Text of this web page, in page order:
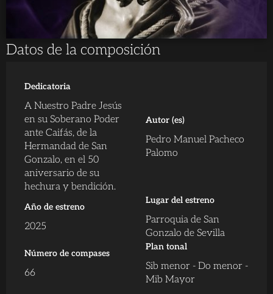
Datos de la composición
Dedicatoria
A Nuestro Padre Jesús
en su Soberano Poder
ante Caifás, de la
Hermandad de San
Gonzalo, en el 50
aniversario de su
hechura y bendición.
Autor (es)
Pedro Manuel Pacheco
Palomo
Año de estreno
2025
Lugar del estreno
Parroquia de San
Gonzalo de Sevilla
Número de compases
66
Plan tonal
Sib menor - Do menor -
Mib Mayor